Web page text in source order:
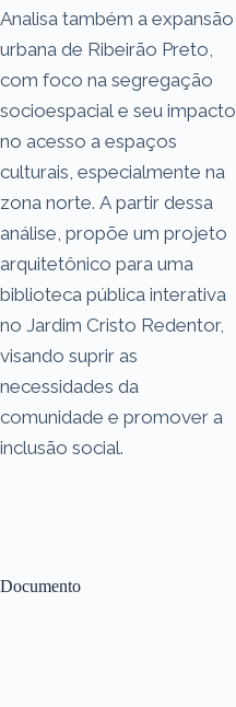
Documento
Analisa também a expansão
urbana de Ribeirão Preto,
com foco na segregação
socioespacial e seu impacto
no acesso a espaços
culturais, especialmente na
zona norte. A partir dessa
análise, propõe um projeto
arquitetônico para uma
biblioteca pública interativa
no Jardim Cristo Redentor,
visando suprir as
necessidades da
comunidade e promover a
inclusão social.